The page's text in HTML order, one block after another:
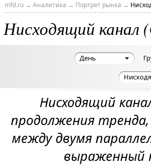
mfd.ru→ Аналитика → Портрет рынка →
Нисходящий канал
День
Нисходящий
продолжения
между двумя
выраженный